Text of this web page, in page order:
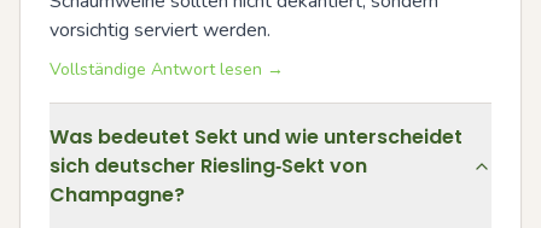
vorsichtig serviert werden.
Vollständige Antwort lesen →
Was bedeutet Sekt und wie unterscheidet
sich deutscher Riesling‑Sekt von
Champagne?